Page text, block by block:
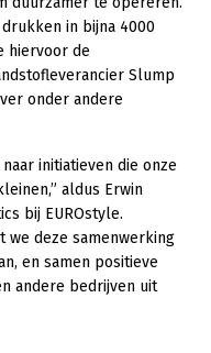
in bijna 4000
hiervoor de
Slump
onder andere
initiatieven die onze
aldus Erwin
bij EUROstyle.
we deze samenwerking
en samen positieve
andere bedrijven uit